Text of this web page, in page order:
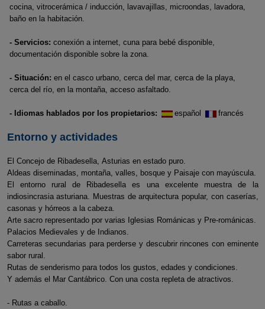
cocina, vitrocerámica / inducción, lavavajillas, microondas, lavadora,
baño en la habitación.
- Servicios: conexión a internet, cuna para bebé disponible,
documentación disponible sobre la zona.
- Situación: en el casco urbano, cerca del mar, cerca de la playa,
cerca del río, en la montaña, acceso asfaltado.
- Idiomas hablados por los propietarios: español francés
Entorno y actividades
El Concejo de Ribadesella, Asturias en estado puro.
Aldeas diseminadas, montaña, valles, bosque y Paisaje con mayúscula.
El entorno rural de Ribadesella es una excelente muestra de la
indiosincrasia asturiana. Muestras de arquitectura popular, con caserías,
casonas y hórreos a la cabeza.
Arte sacro representado por varias Iglesias Románicas y Pre-románicas.
Palacios Medievales y de Indianos.
Carreteras secundarias para perderse y descubrir rincones con eminente
sabor rural.
Rutas de senderismo para todos los gustos, edades y condiciones.
Y además el Mar Cantábrico. Con una costa repleta de atractivos.
- Rutas a caballo.